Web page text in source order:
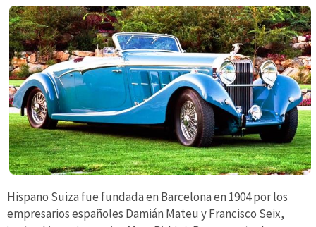
Hispano Suiza fue fundada en Barcelona en 1904 por los
empresarios españoles Damián Mateu y Francisco Seix,